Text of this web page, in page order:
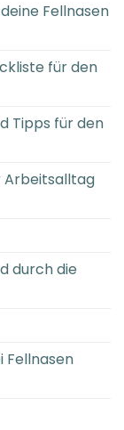
Fellnasen
für den
Tipps für den
Arbeitsalltag
durch die
Fellnasen